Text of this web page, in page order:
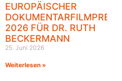
EUROPÄISCHER
DOKUMENTARFILMPREIS
2026 FÜR DR. RUTH
BECKERMANN
25. Juni 2026
Weiterlesen »